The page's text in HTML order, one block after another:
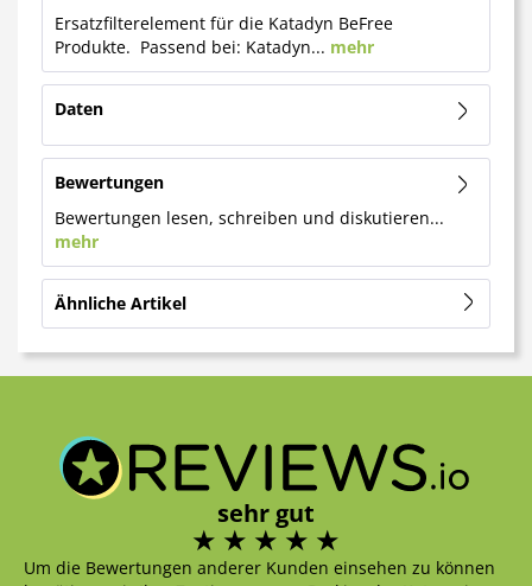
Ersatzfilterelement für die Katadyn BeFree
Produkte. Passend bei: Katadyn... mehr
Daten
Bewertungen
Bewertungen lesen, schreiben und diskutieren...
mehr
Ähnliche Artikel
sehr gut
Um die Bewertungen anderer Kunden einsehen zu können